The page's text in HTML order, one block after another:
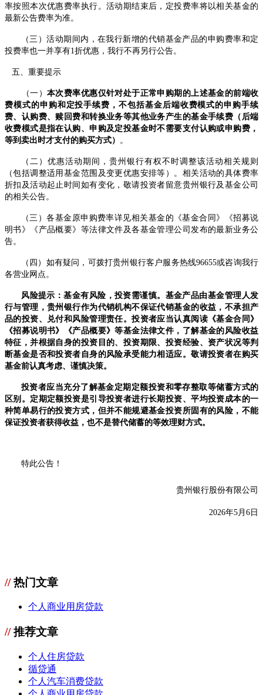
率按照本次优惠费率执行。活动期结束后，定投费率将以相关基金的
最新公告费率为准。
（三）活动期间内，在我行新增的代销基金产品的申购费率和定
投费率也一并享有1折优惠 ， 我行不再另行公告。
五、重要提示
（一）本次费率优惠仅针对处于正常申购期的上述基金的前端收
费模式的申购和定投手续费，不包括基金后端收费模式的申购手续
费、 认购费、赎回费和转换业务等其他业务产生的基金手续费（后端
收费模式是指在认购、申购及定投基金时不需要支付认购或申购费，
等到卖出时才支付的购买方式） 。
（ 二） 优惠活动期间， 贵州 银行有权不时调整该活动相关规则
（包括调整适用基金范围及变更优惠安排等）。相关活动的具体费率
折扣及活动起止时间如有变化，敬请投资者留意贵州 银行及基金公司
的相关公告。
（三）各基金原申购费率详见相关基金的 《基金合同》《招募说
明书》《产品概要》 等法律文件及各基金管理公司发布的最新业务公
告。
（ 四） 如有疑问，可拨打贵州 银行客户服务热线96655或咨询我行
各营业网点。
风险提示：基金有风险，投资需谨慎。基金产品由基金管理人发
行与管理，贵州 银行作为代销机构不保证代销基金的收益，不承担产
品的投资、兑付和风险管理责任。投资者应当认真阅读《基金合同》
《招募说明书》《产品概要》等基金法律文件，了解基金的风险收益
特征，并根据自身的投资目的、投资期限、投资经验、资产状况等判
断基金是否和投资者 自身的风险承受能力相适应。敬请投资者在购买
基金前认真考虑、谨慎决策。
投资者应当充分了解基金定期定额投资和零存整取等储蓄方式的
区别。定期定额投资是引导投资者进行长期投资、平均投资成本的一
种简单易行的投资方式，但并不能规避基金投资所固有的风险，不能
保证投资者获得收益，也不是替代储蓄的等效理财方式。
特此公告 ！
贵州银行股份有限公司
2026年5月 6 日
//热门文章
个人商业用房贷款
//推荐文章
个人住房贷款
循贷通
个人汽车消费贷款